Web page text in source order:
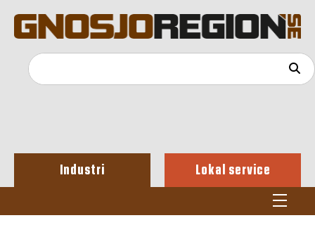
Industri Lokal service